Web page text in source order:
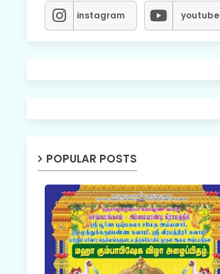
instagram youtube
POPULAR POSTS